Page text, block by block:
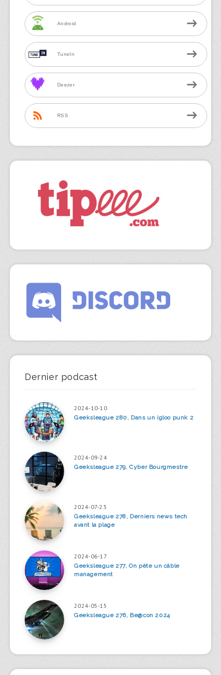
Android
TuneIn
Deezer
RSS
Dernier podcast
2024-10-10
Geeksleague 280, Dans un igloo punk 2
2024-09-24
Geeksleague 279, Cyber Bourgmestre
2024-07-23
Geeksleague 278, Derniers news tech
avant la plage
2024-06-17
Geeksleague 277, On pète un câble
management
2024-05-15
Geeksleague 276, Be@con 2024